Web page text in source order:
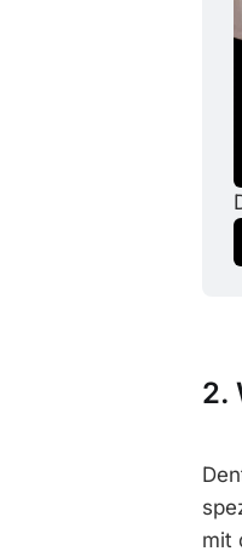
2.
mit